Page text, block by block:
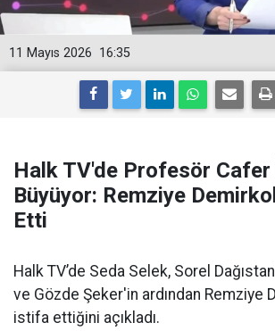
16:35
11 Mayıs 2026
Halk TV'de Profesör Cafer
Büyüyor: Remziye
Etti
Halk TV’de Seda Selek, Sorel
ve Gözde Şeker'in ardından Remziye
istifa ettiğini açıkladı.